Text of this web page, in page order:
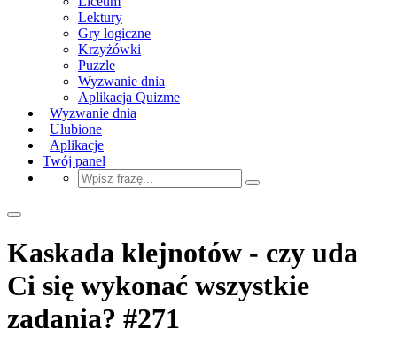
Lektury
Gry logiczne
Krzyżówki
Puzzle
Wyzwanie dnia
Aplikacja Quizme
Wyzwanie dnia
Ulubione
Aplikacje
Twój panel
Kaskada klejnotów - czy uda
Ci się wykonać wszystkie
zadania? #271